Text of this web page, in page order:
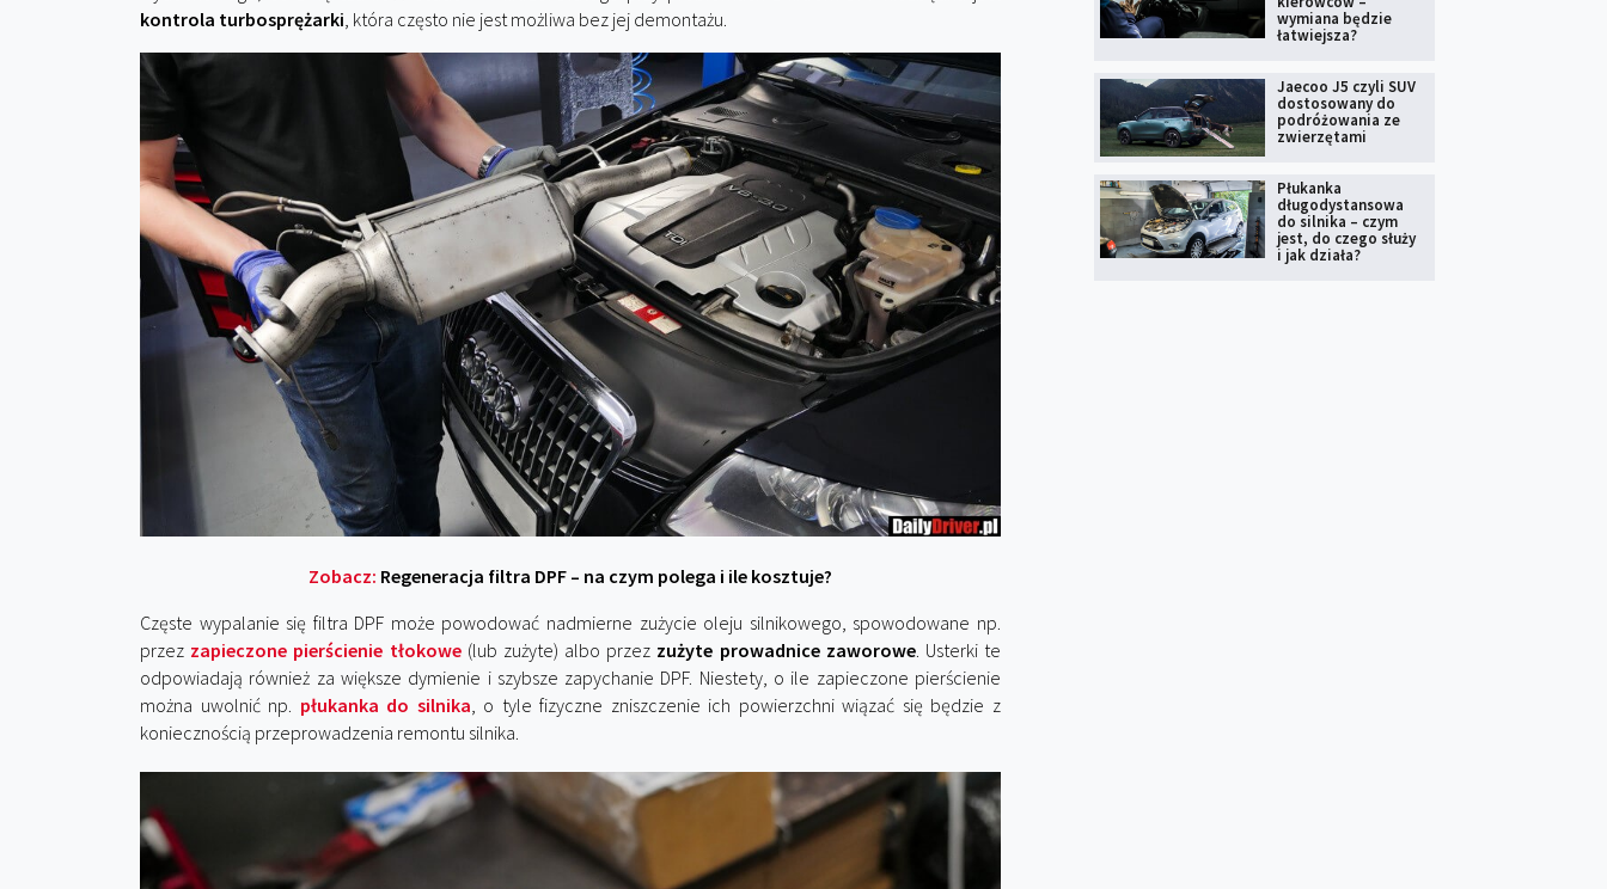
kontrola turbosprężarki, która często nie jest możliwa bez jej demontażu.
Zobacz: Regeneracja filtra DPF – na czym polega i ile kosztuje?
Częste wypalanie się filtra DPF może powodować nadmierne zużycie oleju silnikowego, spowodowane np.
przez zapieczone pierścienie tłokowe(lub zużyte) albo przez zużyte prowadnice zaworowe. Usterki te
odpowiadają również za większe dymienie i szybsze zapychanie DPF. Niestety, o ile zapieczone pierścienie
można uwolnić np. płukanka do silnika, o tyle fizyczne zniszczenie ich powierzchni wiązać się będzie z
koniecznością przeprowadzenia remontu silnika.
wymiana będzie
łatwiejsza?
Jaecoo J5 czyli SUV
dostosowany do
podróżowania ze
zwierzętami
Płukanka
długodystansowa
do silnika – czym
jest, do czego służy
i jak działa?